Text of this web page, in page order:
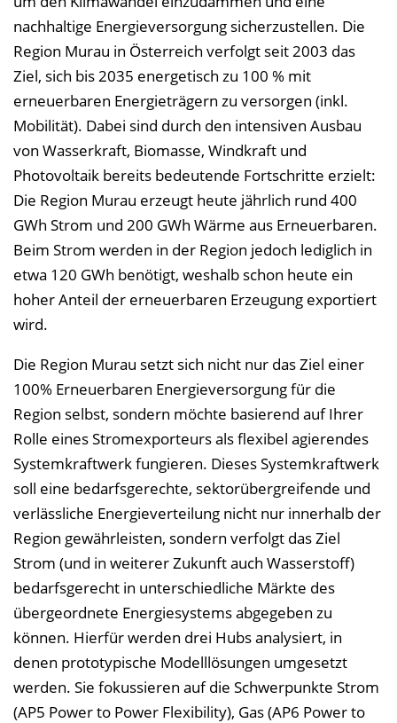
e
i
b
l
n
d
e
n
nachhaltige Energieversorgung sicherzustellen. Die
Region Murau in Österreich verfolgt seit 2003 das
Ziel, sich bis 2035 energetisch zu 100 % mit
erneuerbaren Energieträgern zu versorgen (inkl.
Mobilität). Dabei sind durch den intensiven Ausbau
von Wasserkraft, Biomasse, Windkraft und
Photovoltaik bereits bedeutende Fortschritte erzielt:
Die Region Murau erzeugt heute jährlich rund 400
GWh Strom und 200 GWh Wärme aus Erneuerbaren.
Beim Strom werden in der Region jedoch lediglich in
etwa 120 GWh benötigt, weshalb schon heute ein
hoher Anteil der erneuerbaren Erzeugung exportiert
wird.
Die Region Murau setzt sich nicht nur das Ziel einer
100% Erneuerbaren Energieversorgung für die
Region selbst, sondern möchte basierend auf Ihrer
Rolle eines Stromexporteurs als flexibel agierendes
Systemkraftwerk fungieren. Dieses Systemkraftwerk
soll eine bedarfsgerechte, sektorübergreifende und
verlässliche Energieverteilung nicht nur innerhalb der
Region gewährleisten, sondern verfolgt das Ziel
Strom (und in weiterer Zukunft auch Wasserstoff)
bedarfsgerecht in unterschiedliche Märkte des
übergeordnete Energiesystems abgegeben zu
können. Hierfür werden drei Hubs analysiert, in
denen prototypische Modelllösungen umgesetzt
werden. Sie fokussieren auf die Schwerpunkte Strom
(AP5 Power to Power Flexibility), Gas (AP6 Power to